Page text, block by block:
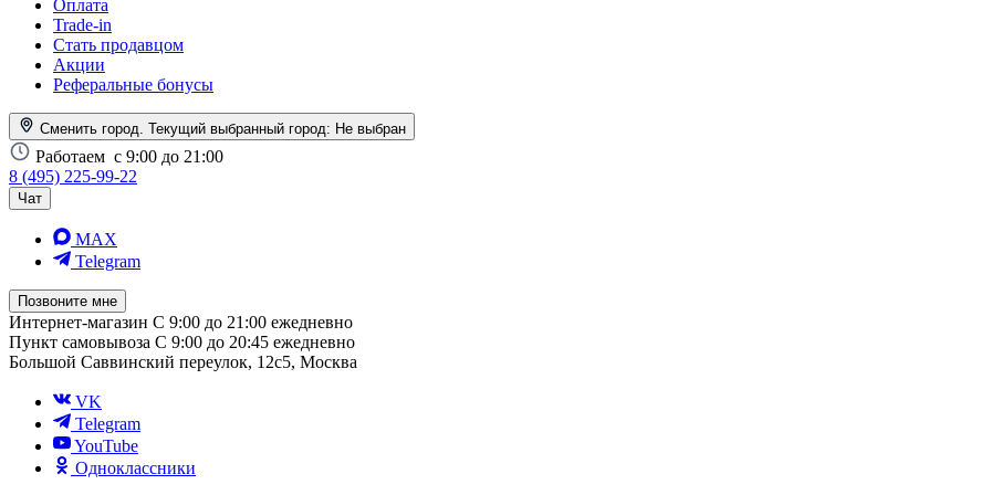
Оплата
Trade-in
Стать продавцом
Акции
Реферальные бонусы
Сменить город. Текущий выбранный город: Не выбран
Работаем с 9:00 до 21:00
8 (495) 225-99-22
Чат
MAX
Telegram
Позвоните мне
Интернет-магазин С 9:00 до 21:00 ежедневно
Пункт самовывоза С 9:00 до 20:45 ежедневно
Большой Саввинский переулок, 12с5, Москва
VK
Telegram
YouTube
Одноклассники